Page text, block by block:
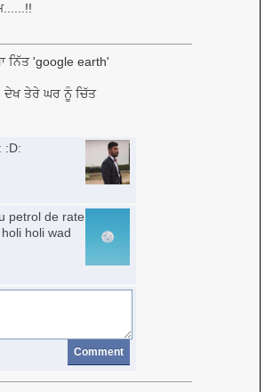
ਨਿੱਤ 'google earth'
ਦੇਖ ਤੇਰੇ ਘਰ ਨੂੰ ਚਿੱਤ
:D:
petrol de rate
holi wad
Comment